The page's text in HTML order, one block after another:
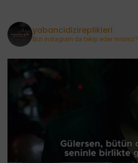
yabancidizireplikleri
Bizi instagram da takip eder misiniz?